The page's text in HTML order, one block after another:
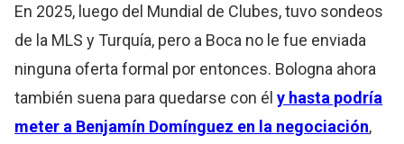
En 2025, luego del Mundial de Clubes, tuvo sondeos
de la MLS y Turquía, pero a Boca no le fue enviada
ninguna oferta formal por entonces. Bologna ahora
también suena para quedarse con ély hasta podría
meter a Benjamín Domínguez en la negociación,